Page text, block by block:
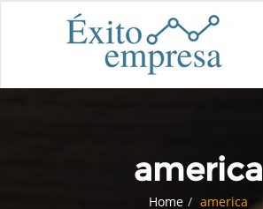
america
Home america